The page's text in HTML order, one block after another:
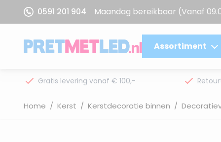
Ga naar de inhoud
0591 201 904 Maandag bereikbaar (Vanaf
Assortiment
Gratis levering vanaf € 100,-
Home / Kerst / Kerstdecoratie binnen /